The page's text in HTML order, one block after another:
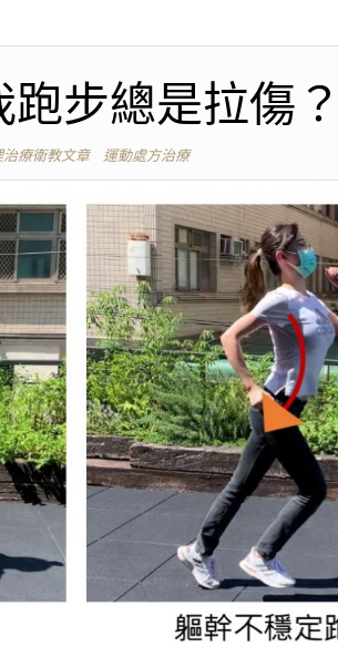
步總是拉傷？
治療衛教文章 運動處方治療